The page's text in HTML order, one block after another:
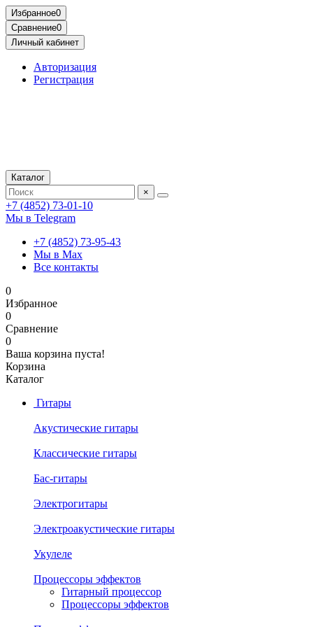
Избранное0
Сравнение0
Личный кабинет
Авторизация
Регистрация
Каталог
×
+7 (4852) 73-01-10
Мы в Telegram
+7 (4852) 73-95-43
Мы в Max
Все контакты
0
Избранное
0
Сравнение
0
Ваша корзина пуста!
Корзина
Каталог
Гитары
Акустические гитары
Классические гитары
Бас-гитары
Электрогитары
Электроакустические гитары
Укулеле
Процессоры эффектов
Гитарный процессор
Процессоры эффектов